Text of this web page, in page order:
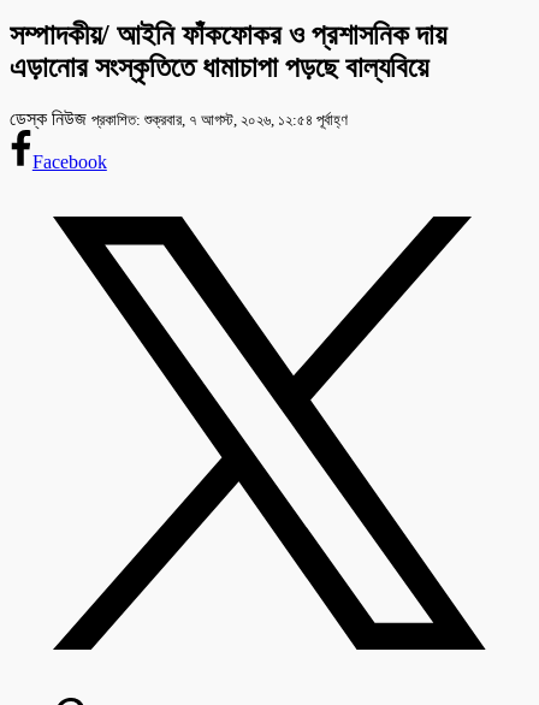
সম্পাদকীয়/ আইনি ফাঁকফোকর ও প্রশাসনিক দায়
এড়ানোর সংস্কৃতিতে ধামাচাপা পড়ছে বাল্যবিয়ে
ডেস্ক নিউজ প্রকাশিত: শুক্রবার, ৭ আগস্ট, ২০২৬, ১২:৫৪ পূর্বাহ্ণ
Facebook